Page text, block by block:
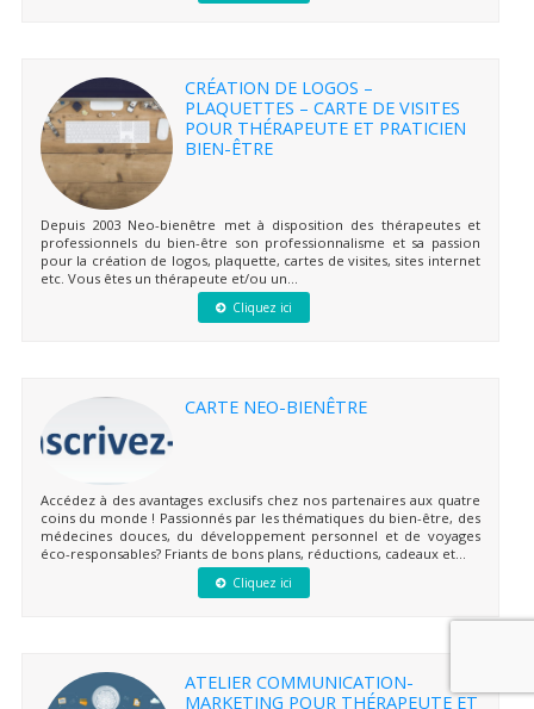
CRÉATION DE LOGOS –
PLAQUETTES – CARTE DE VISITES
POUR THÉRAPEUTE ET PRATICIEN
BIEN-ÊTRE
Depuis 2003 Neo-bienêtre met à disposition des thérapeutes et
professionnels du bien-être son professionnalisme et sa passion
pour la création de logos, plaquette, cartes de visites, sites internet
etc. Vous êtes un thérapeute et/ou un...
Cliquez ici
CARTE NEO-BIENÊTRE
Accédez à des avantages exclusifs chez nos partenaires aux quatre
coins du monde ! Passionnés par les thématiques du bien-être, des
médecines douces, du développement personnel et de voyages
éco-responsables? Friants de bons plans, réductions, cadeaux et...
Cliquez ici
ATELIER COMMUNICATION-
MARKETING POUR THÉRAPEUTE ET